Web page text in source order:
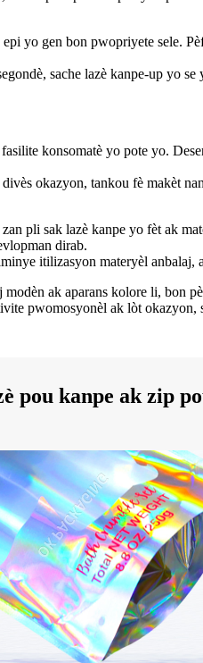
yo gen bon pwopriyete sele.
sache lazè kanpe-up yo se
konsomatè yo pote yo.
okazyon, tankou fè makèt
pli sak lazè kanpe yo fèt ak
dirab.
itilizasyon materyèl
ak aparans kolore li,
pwomosyonèl ak lòt
pou kanpe ak zip